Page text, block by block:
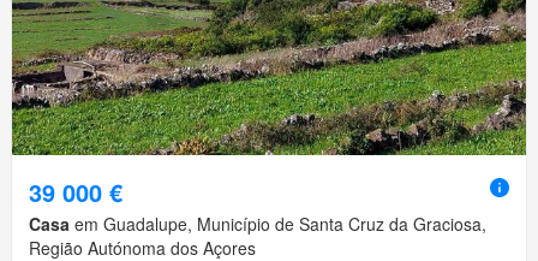
39 000 €
Casa em Guadalupe, Município de Santa Cruz da Graciosa,
Região Autónoma dos Açores